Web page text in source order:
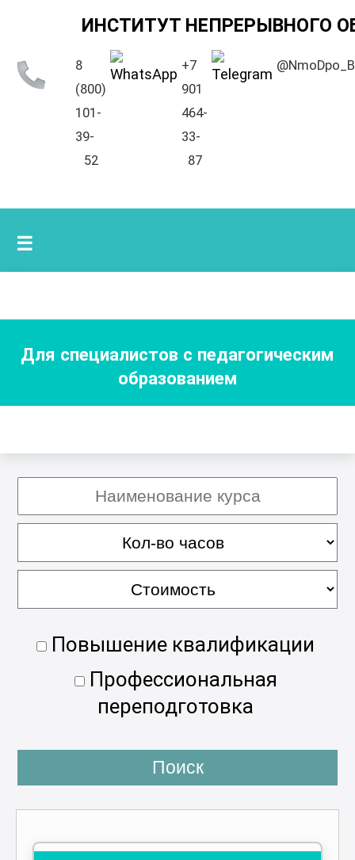
ИНСТИТУТ НЕПРЕРЫВНОГО
8
(800)
101-
39-
52
+7
901
464-
33-
87
☰
Для специалистов с педагогическим
образованием
Повышение квалификации
Профессиональная
переподготовка
Поиск